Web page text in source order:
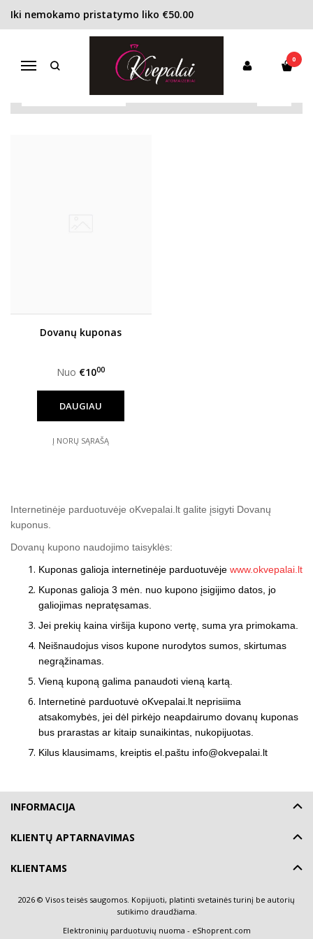
Iki nemokamo pristatymo liko €50.00
Navigacija
0
DOVANŲ KUPONAS
DOVANŲ KUPONAS
Dovanų kuponas
Nuo €1000
DAUGIAU
Į NORŲ SĄRAŠĄ
Internetinėje parduotuvėje oKvepalai.lt galite įsigyti Dovanų
kuponus.
Dovanų kupono naudojimo taisyklės:
Kuponas galioja internetinėje parduotuvėje www.okvepalai.lt
Kuponas galioja 3 mėn. nuo kupono įsigijimo datos, jo
galiojimas nepratęsamas.
Jei prekių kaina viršija kupono vertę, suma yra primokama.
Neišnaudojus visos kupone nurodytos sumos, skirtumas
negrąžinamas.
Vieną kuponą galima panaudoti vieną kartą.
Internetinė parduotuvė oKvepalai.lt neprisiima
atsakomybės, jei dėl pirkėjo neapdairumo dovanų kuponas
bus prarastas ar kitaip sunaikintas, nukopijuotas.
Kilus klausimams, kreiptis el.paštu info@okvepalai.lt
INFORMACIJA
KLIENTŲ APTARNAVIMAS
KLIENTAMS
2026 © Visos teisės saugomos. Kopijuoti, platinti svetainės turinį be autorių
sutikimo draudžiama.
Elektroninių parduotuvių nuoma - eShoprent.com